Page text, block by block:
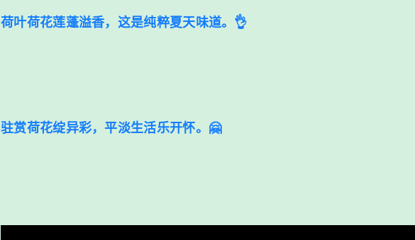
荷叶荷花莲蓬溢香，这是纯粹夏天味道。👌
驻赏荷花绽异彩，平淡生活乐开怀。🤗